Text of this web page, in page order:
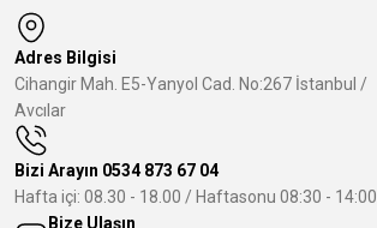
Adres Bilgisi
Cihangir Mah. E5-Yanyol Cad. No:267 İstanbul /
Avcılar
Bizi Arayın 0534 873 67 04
Hafta içi: 08.30 - 18.00 / Haftasonu 08:30 - 14:00
Bize Ulaşın